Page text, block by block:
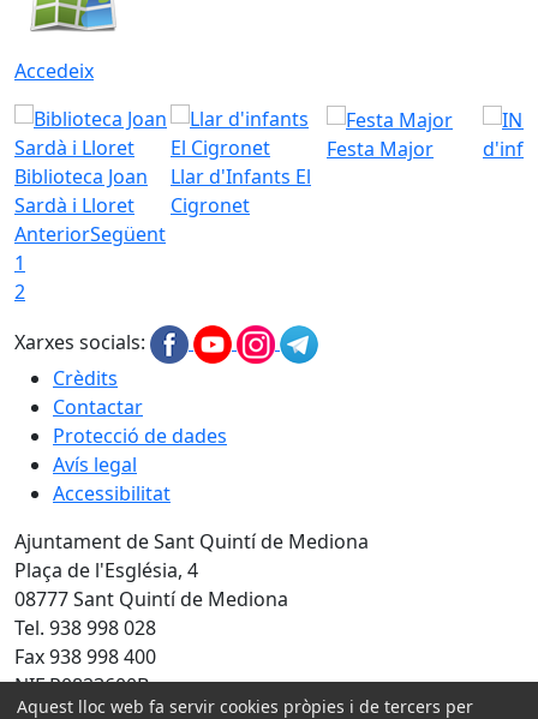
Accedeix
Biblioteca Joan
Sardà i Lloret
Llar d'Infants El
Cigronet
Festa Major
AnteriorSegüent
1
2
Xarxes socials:
Crèdits
Contactar
Protecció de dades
Avís legal
Accessibilitat
Ajuntament de Sant Quintí de Mediona
Plaça de l'Església, 4
08777 Sant Quintí de Mediona
Tel. 938 998 028
Fax 938 998 400
NIF P0823600B
Aquest lloc web fa servir cookies pròpies i de tercers per